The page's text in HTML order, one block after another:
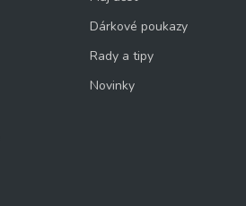
Dárkové poukazy
Rady a tipy
Novinky